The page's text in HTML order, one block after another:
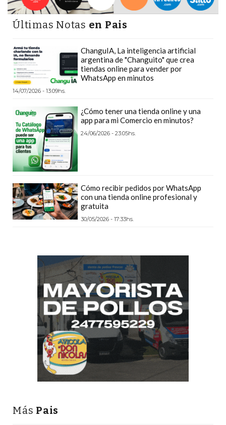
PLATAFORMAS
DE
POR
WHATSAPP
CÓMO
RECIBIR
DE
COMIDA
POR
WHATSAPP:
LA
DEFINITIVA
PARA
RESTAURANTES
CREAR
TIENDA
ONLINE:
PLATAFORMA?
CHANGUITO.COM.AR,
TIENDA
Últimas Notas en Pais
ChanguIA, La inteligencia artificial
argentina de "Changuito" que crea
tiendas online para vender por
WhatsApp en minutos
14/07/2026 - 13:09hs.
¿Cómo tener una tienda online y una
app para mi Comercio en minutos?
24/06/2026 - 23:05hs.
Cómo recibir pedidos por WhatsApp
con una tienda online profesional y
gratuita
30/05/2026 - 17:33hs.
Más Pais